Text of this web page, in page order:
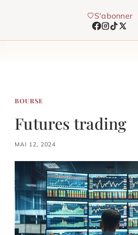
S'abonner
BOURSE
Futures trading
MAI 12, 2024